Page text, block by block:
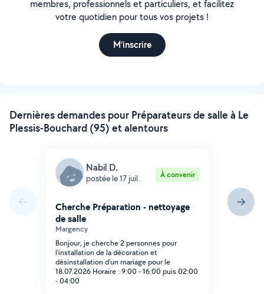
membres, professionnels et particuliers, et facilitez
votre quotidien pour tous vos projets !
M'inscrire
Dernières demandes pour Préparateurs de salle à Le
Plessis-Bouchard (95) et alentours
Nabil D.
postée le 17 juil. À convenir
Cherche Préparation - nettoyage
de salle
Margency
Bonjour, je cherche 2 personnes pour
l'installation de la décoration et
désinstallation d'un mariage pour le
18.07.2026 Horaire : 9:00 - 16:00 puis 02:00
- 04:00